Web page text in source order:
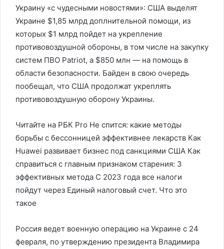
Украину «с чудесными новостями»: США выделят
Украине $1,85 млрд доплнительной помощи, из
которых $1 млрд пойдет на укрепление
противовоздушной обороны, в том числе на закупку
систем ПВО Patriot, а $850 млн — на помощь в
области безопасности. Байден в свою очередь
пообещал, что США продолжат укреплять
противовоздушную оборону Украины.
Читайте на РБК Pro Не спится: какие методы
борьбы с бессонницей эффективнее лекарств Как
Huawei развивает бизнес под санкциями США Как
справиться с главным признаком старения: 3
эффективных метода С 2023 года все налоги
пойдут через Единый налоговый счет. Что это
такое
Россия ведет военную операцию на Украине с 24
февраля, по утверждению президента Владимира